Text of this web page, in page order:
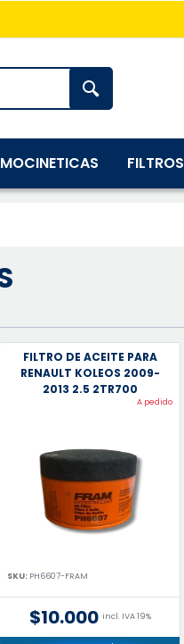
FILTROS
FILTRO DE ACEITE PARA
RENAULT KOLEOS 2009-
2013 2.5 2TR700
A pedido
SKU: PH6607-FRAM
$10.000 incl. IVA 19%